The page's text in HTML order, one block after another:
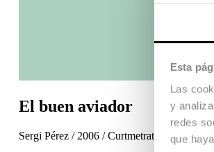
Esta
Las
y
redes
que
El buen aviador
Sergi Pérez / 2006 / Curtmetratge / Drama /